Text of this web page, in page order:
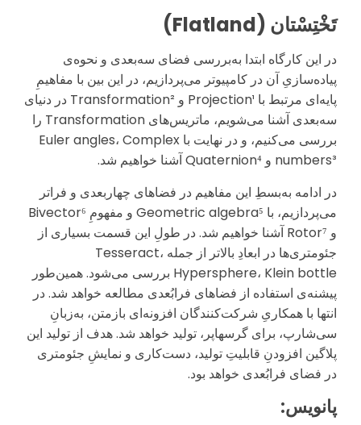
تَخْتِسْتان (Flatland)
در این کارگاه ابتدا به‌بررسی فضای سه‌بعدی و نحوه‌ی
پیاده‌سازیِ آن در کامپیوتر می‌پردازیم، در این بین با مفاهیمِ
پایه‌ای مرتبط با Projection¹ و Transformation² در دنیای
سه‌بعدی آشنا می‌شویم، ماتریس‌های Transformation را
بررسی می‌کنیم، و در نهایت با Euler angles، Complex
numbers³ و Quaternion⁴ آشنا خواهیم شد.
در ادامه به‌بسطِ این مفاهیم در فضاهای چهاربعدی و فراتر
می‌پردازیم، با Geometric algebra⁵ و مفهومِ Bivector⁶
و Rotor⁷ آشنا خواهیم شد. در طولِ این قسمت بسیاری از
جئومتری‌ها در ابعادِ بالاتر از جمله Tesseract،
Hypersphere، Klein bottle بررسی می‌شود. همین‌طور
پیشنه‌ی استفاده از فضاهای فرابُعدی مطالعه خواهد شد. در
انتها با همکاریِ شرکت‌کنندگان افزونه‌ای بازمتن، به‌زبانِ
سی‌شارپ، برای گرسهاپر، تولید خواهد شد. هدف از تولید این
پلاگین افزودنِ قابلیتِ تولید، دست‌کاری و نمایشِ جئومتری
در فضای فرابُعدی خواهد بود.
پانویس: